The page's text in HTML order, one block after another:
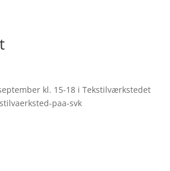
kl. 15-18 i Tekstilværkstedet
paa-svk